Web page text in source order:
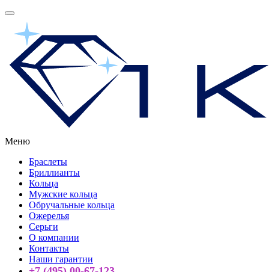
Меню
Браслеты
Бриллианты
Кольца
Мужские кольца
Обручальные кольца
Ожерелья
Серьги
О компании
Контакты
Наши гарантии